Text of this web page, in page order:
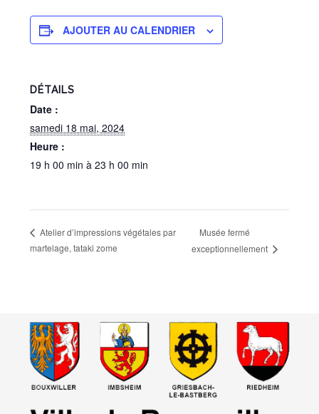
AJOUTER AU CALENDRIER
DÉTAILS
Date :
samedi 18 mai, 2024
Heure :
19 h 00 min à 23 h 00 min
Atelier d’impressions végétales par
martelage, tataki zome
Musée fermé
exceptionnellement